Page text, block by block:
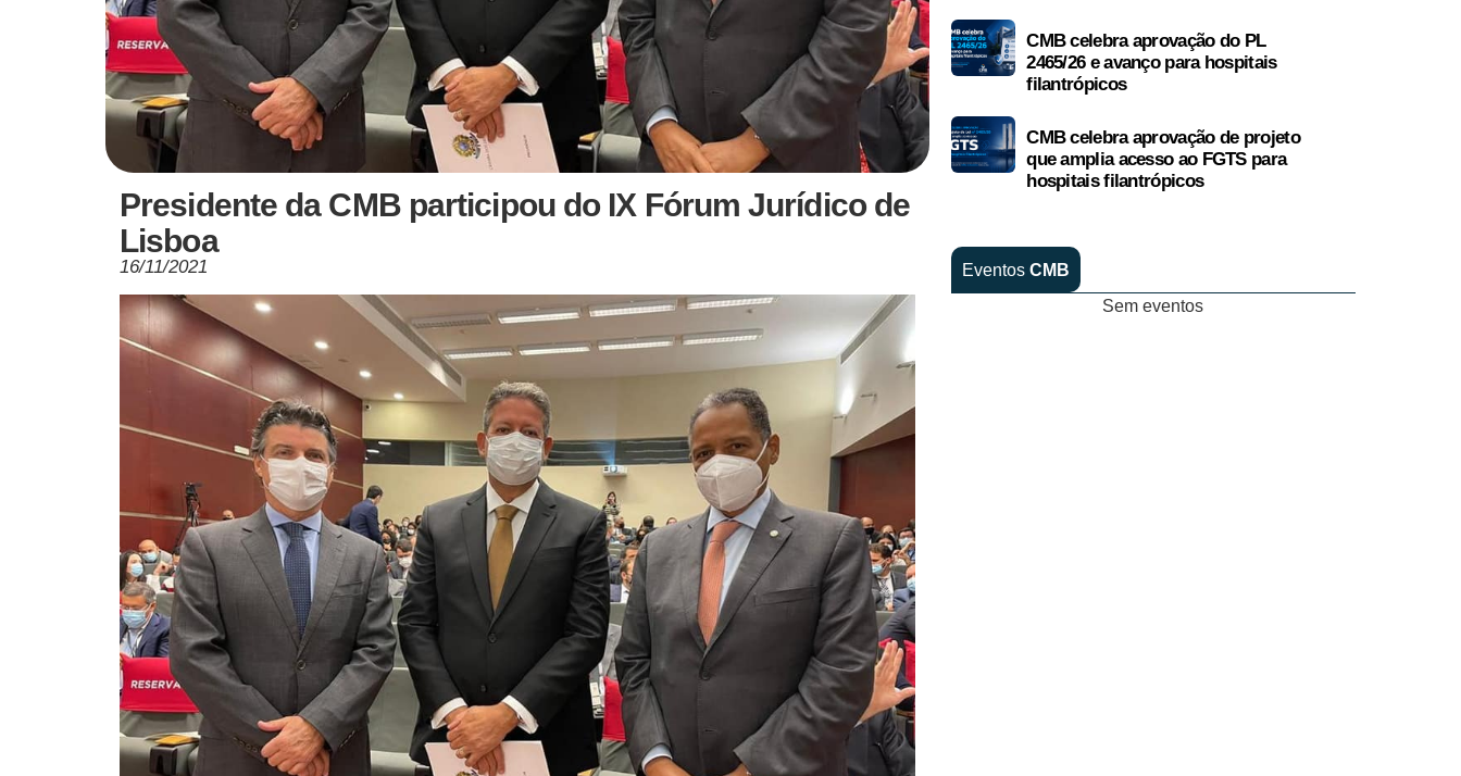
Presidente da CMB participou do IX Fórum Jurídico de
Lisboa
16/11/2021
CMB celebra aprovação do PL
2465/26 e avanço para hospitais
filantrópicos
CMB celebra aprovação de projeto
que amplia acesso ao FGTS para
hospitais filantrópicos
Eventos CMB
Sem eventos